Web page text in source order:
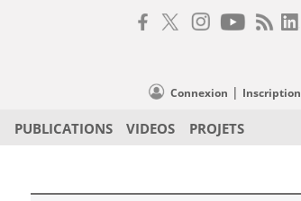
Connexion | Inscription
PUBLICATIONS VIDEOS PROJETS